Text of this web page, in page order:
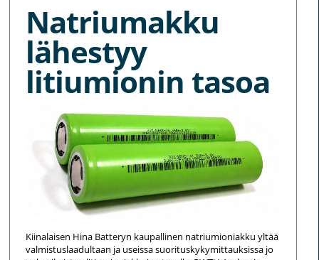
Natriumakku
lähestyy
litiumionin tasoa
Kiinalaisen Hina Batteryn kaupallinen natriumioniakku yltää
valmistuslaadultaan ja useissa suorituskykymittauksissa jo